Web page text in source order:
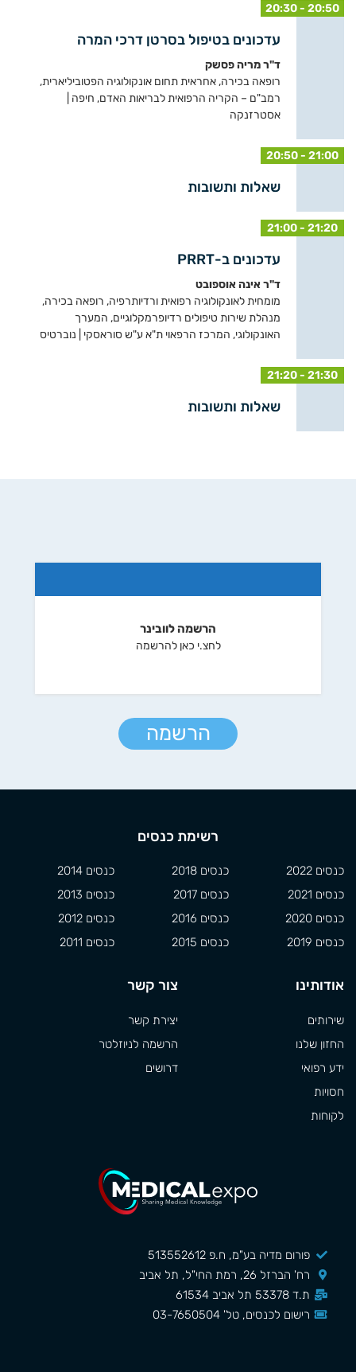
20:30 - 20:50
עדכונים בטיפול בסרטן דרכי המרה
ד"ר מריה פסשק
רופאה בכירה, אחראית תחום אונקולוגיה הפטוביליארית,
רמב"ם – הקריה הרפואית לבריאות האדם, חיפה |
אסטרזנקה
20:50 - 21:00
שאלות ותשובות
21:00 - 21:20
עדכונים ב-PRRT
ד"ר אינה אוספובט
מומחית לאונקולוגיה רפואית ורדיותרפיה, רופאה בכירה,
מנהלת שירות טיפולים רדיופרמקלוגיים, המערך
האונקולוגי, המרכז הרפאוי ת"א ע"ש סוראסקי | נוברטיס
21:20 - 21:30
שאלות ותשובות
הרשמה לוובינר
לחצ.י כאן להרשמה
הרשמה
פורום מדיה בע"מ, ח.פ 513552612
רח' הברזל 26, רמת החי"ל, תל אביב
ת.ד 53378 תל אביב 61534
רישום לכנסים, טל' 03-7650504
רשימת כנסים
כנסים 2022
כנסים 2021
כנסים 2020
כנסים 2019
כנסים 2018
כנסים 2017
כנסים 2016
כנסים 2015
כנסים 2014
כנסים 2013
כנסים 2012
כנסים 2011
אודותינו
שירותים
החזון שלנו
ידע רפואי
חסויות
לקוחות
צור קשר
יצירת קשר
הרשמה לניוזלטר
דרושים